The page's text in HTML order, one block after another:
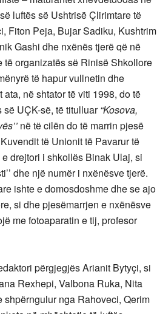
luftës së Ushtrisë Çlirimtare të
Fiton Peja, Bujar Sadiku, Kushtrim
Gashi dhe nxënës tjerë që në
të organizatës së Rinisë Shkollore
të hapur vullnetin dhe
në shtator të viti 1998, do të
së UÇK-së, të titulluar“Kosova,
në të cilën do të marrin pjesë
të Unionit të Pavarur të
drejtori i shkollës Binak Ulaj, si
dhe një numër i nxënësve tjerë.
ishte e domosdoshme dhe se ajo
si dhe pjesëmarrjen e nxënësve
me fotoaparatin e tij, profesor
përgjegjës Arianit Bytyçi, si
Rexhepi, Valbona Ruka, Nita
nga Rahoveci, Qerim